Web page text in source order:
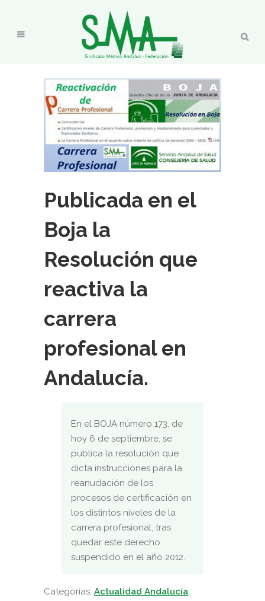
Publicada en el
Boja la
Resolución que
reactiva la
carrera
profesional en
Andalucía.
En el BOJA número 173, de
hoy 6 de septiembre, se
publica la resolución que
dicta instrucciones para la
reanudación de los
procesos de certificación en
los distintos niveles de la
carrera profesional, tras
quedar este derecho
suspendido en el año 2012.
Categorias: Actualidad Andalucía,